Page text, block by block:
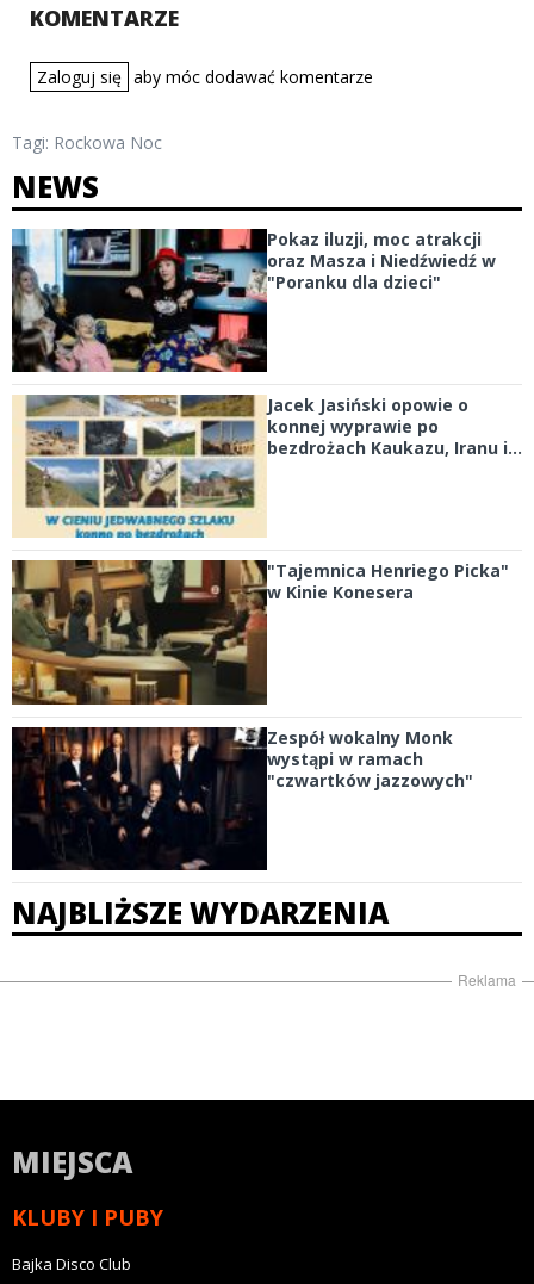
KOMENTARZE
Zaloguj się aby móc dodawać komentarze
Tagi: Rockowa Noc
NEWS
Pokaz iluzji, moc atrakcji
oraz Masza i Niedźwiedź w
"Poranku dla dzieci"
Jacek Jasiński opowie o
konnej wyprawie po
bezdrożach Kaukazu, Iranu i...
"Tajemnica Henriego Picka"
w Kinie Konesera
Zespół wokalny Monk
wystąpi w ramach
"czwartków jazzowych"
NAJBLIŻSZE WYDARZENIA
Reklama
MIEJSCA
KLUBY I PUBY
Bajka Disco Club